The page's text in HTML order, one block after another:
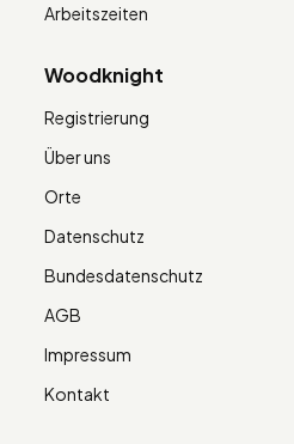
Arbeitszeiten
Woodknight
Registrierung
Über uns
Orte
Datenschutz
Bundesdatenschutz
AGB
Impressum
Kontakt